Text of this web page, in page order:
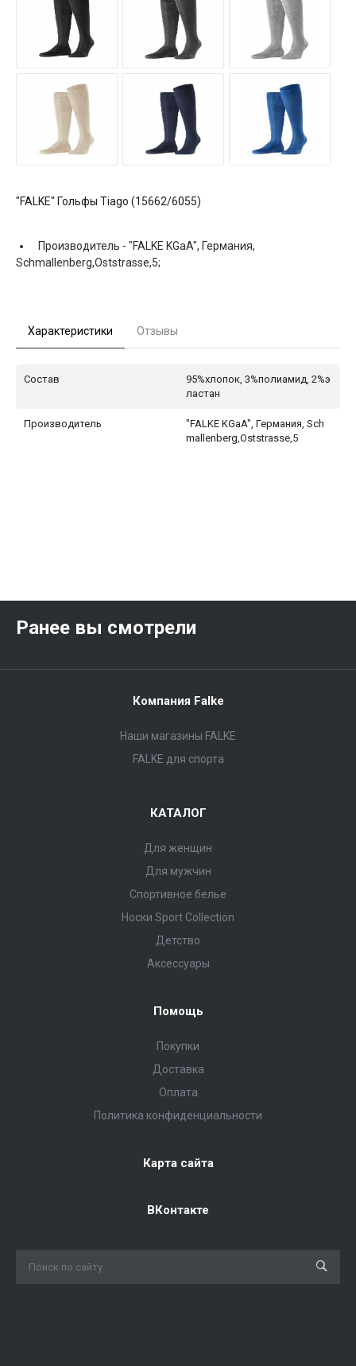
"FALKE" Гольфы Tiago (15662/6055)
Производитель - "FALKE KGaA", Германия,
Schmallenberg,Oststrasse,5;
Характеристики Отзывы
Состав
95%хлопок, 3%полиамид, 2%э
ластан
Производитель
"FALKE KGaA", Германия, Sch
mallenberg,Oststrasse,5
Ранее вы смотрели
Компания Falke
Наши магазины FALKE
FALKE для спорта
КАТАЛОГ
Для женщин
Для мужчин
Спортивное белье
Носки Sport Collection
Детство
Аксессуары
Помощь
Покупки
Доставка
Оплата
Политика конфиденциальности
Карта сайта
ВКонтакте